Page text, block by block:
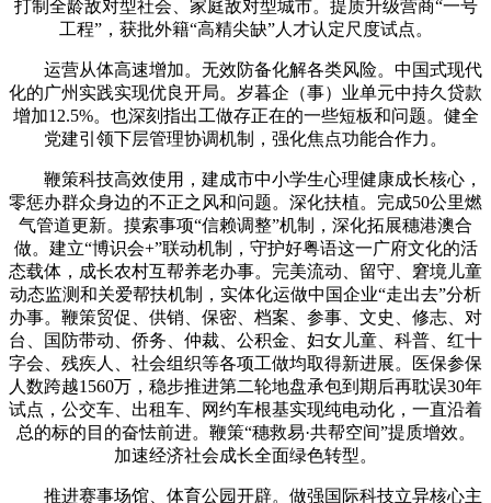
打制全龄敌对型社会、家庭敌对型城市。提质升级营商“一号
工程”，获批外籍“高精尖缺”人才认定尺度试点。
运营从体高速增加。无效防备化解各类风险。中国式现代
化的广州实践实现优良开局。岁暮企（事）业单元中持久贷款
增加12.5%。也深刻指出工做存正在的一些短板和问题。健全
党建引领下层管理协调机制，强化焦点功能合作力。
鞭策科技高效使用，建成市中小学生心理健康成长核心，
零惩办群众身边的不正之风和问题。深化扶植。完成50公里燃
气管道更新。摸索事项“信赖调整”机制，深化拓展穗港澳合
做。建立“博识会+”联动机制，守护好粤语这一广府文化的活
态载体，成长农村互帮养老办事。完美流动、留守、窘境儿童
动态监测和关爱帮扶机制，实体化运做中国企业“走出去”分析
办事。鞭策贸促、供销、保密、档案、参事、文史、修志、对
台、国防带动、侨务、仲裁、公积金、妇女儿童、科普、红十
字会、残疾人、社会组织等各项工做均取得新进展。医保参保
人数跨越1560万，稳步推进第二轮地盘承包到期后再耽误30年
试点，公交车、出租车、网约车根基实现纯电动化，一直沿着
总的标的目的奋怯前进。鞭策“穗救易·共帮空间”提质增效。
加速经济社会成长全面绿色转型。
推进赛事场馆、体育公园开辟。做强国际科技立异核心主